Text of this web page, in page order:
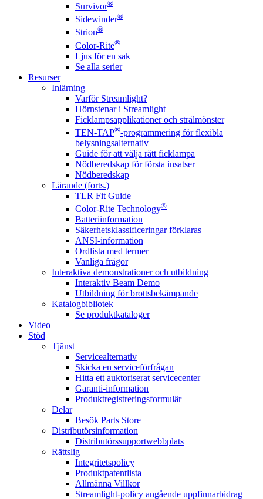
Survivor®
Sidewinder®
Strion®
Color-Rite®
Ljus för en sak
Se alla serier
Resurser
Inlärning
Varför Streamlight?
Hörnstenar i Streamlight
Ficklampsapplikationer och strålmönster
TEN-TAP®-programmering för flexibla
belysningsalternativ
Guide för att välja rätt ficklampa
Nödberedskap för första insatser
Nödberedskap
Lärande (forts.)
TLR Fit Guide
Color-Rite Technology®
Batteriinformation
Säkerhetsklassificeringar förklaras
ANSI-information
Ordlista med termer
Vanliga frågor
Interaktiva demonstrationer och utbildning
Interaktiv Beam Demo
Utbildning för brottsbekämpande
Katalogbibliotek
Se produktkataloger
Video
Stöd
Tjänst
Servicealternativ
Skicka en serviceförfrågan
Hitta ett auktoriserat servicecenter
Garanti-information
Produktregistreringsformulär
Delar
Besök Parts Store
Distributörsinformation
Distributörssupportwebbplats
Rättslig
Integritetspolicy
Produktpatentlista
Allmänna Villkor
Streamlight-policy angående uppfinnarbidrag